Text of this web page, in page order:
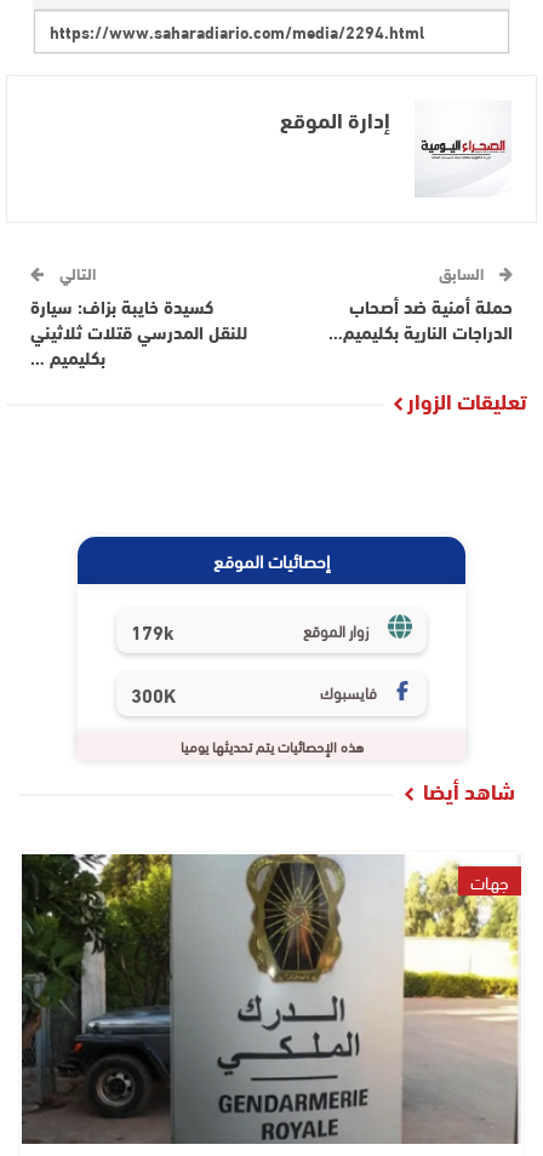
إدارة الموقع
السابق
حملة أمنية ضد أصحاب
الدراجات النارية بكليميم…
التالي
كسيدة خايبة بزاف: سيارة
للنقل المدرسي قتلات ثلاثيني
بكليميم …
تعليقات الزوار
إحصائيات الموقع
زوار الموقع 179k
فايسبوك 300K
هذه الإحصائيات يتم تحديثها يوميا
شاهد أيضا
جهات